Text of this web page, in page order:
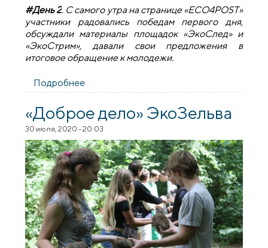
#День 2. С самого утра на странице «ЕСO4РOST»
участники радовались победам первого дня,
обсуждали материалы площадок «ЭкоСлед» и
«ЭкоСтрим», давали свои предложения в
итоговое обращение к молодежи.
Подробнее
интернет-форума "Православная
молодежь за устойчивое развитие"
«Доброе дело» ЭкоЗельва
30 июля, 2020 - 20:03